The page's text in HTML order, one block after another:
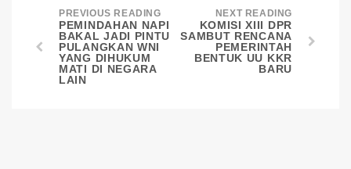
PREVIOUS READING
PEMINDAHAN NAPI
BAKAL JADI PINTU
PULANGKAN WNI
YANG DIHUKUM
MATI DI NEGARA
LAIN
NEXT READING
KOMISI XIII DPR
SAMBUT RENCANA
PEMERINTAH
BENTUK UU KKR
BARU